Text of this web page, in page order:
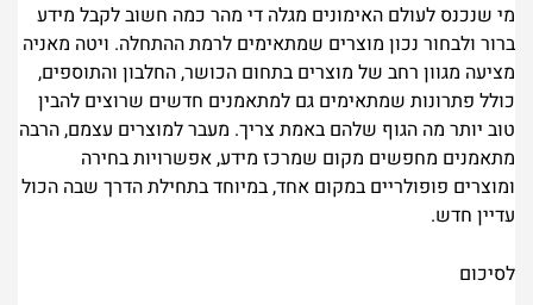
מי שנכנס לעולם האימונים מגלה די מהר כמה חשוב לקבל מידע
ברור ולבחור נכון מוצרים שמתאימים לרמת ההתחלה. ויטה מאניה
מציעה מגוון רחב של מוצרים בתחום הכושר, החלבון והתוספים,
כולל פתרונות שמתאימים גם למתאמנים חדשים שרוצים להבין
טוב יותר מה הגוף שלהם באמת צריך. מעבר למוצרים עצמם, הרבה
מתאמנים מחפשים מקום שמרכז מידע, אפשרויות בחירה
ומוצרים פופולריים במקום אחד, במיוחד בתחילת הדרך שבה הכול
עדיין חדש.
לסיכום